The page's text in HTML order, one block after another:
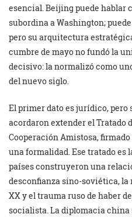
esencial. Beijing puede hablar
subordina a Washington;
pero su arquitectura
cumbre de mayo no fundó la
decisivo: la normalizó como
del nuevo siglo.
El primer dato es jurídico, pero
acordaron extender el Tratado
Cooperación Amistosa,
una formalidad. Ese tratado es
países construyeron una
desconfianza sino-soviética,
XX y el trauma ruso de haber
socialista. La diplomacia